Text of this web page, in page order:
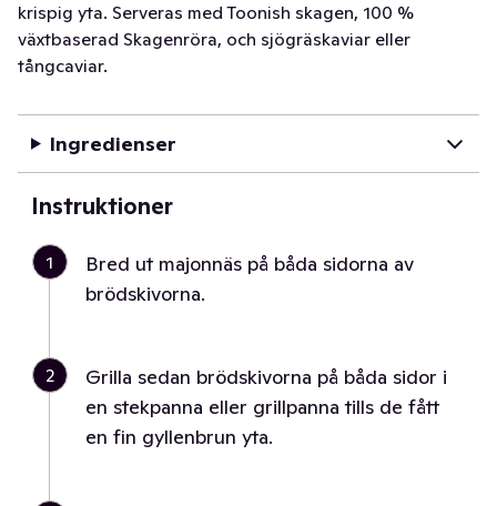
krispig yta. Serveras med Toonish skagen, 100 %
växtbaserad Skagenröra, och sjögräskaviar eller
tångcaviar.
Ingredienser
Instruktioner
1
Bred ut majonnäs på båda sidorna av
brödskivorna.
2
Grilla sedan brödskivorna på båda sidor i
en stekpanna eller grillpanna tills de fått
en fin gyllenbrun yta.